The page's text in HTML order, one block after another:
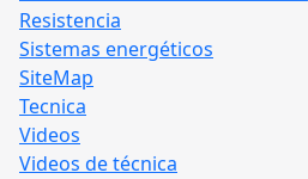
Resistencia
Sistemas energéticos
SiteMap
Tecnica
Videos
Videos de técnica